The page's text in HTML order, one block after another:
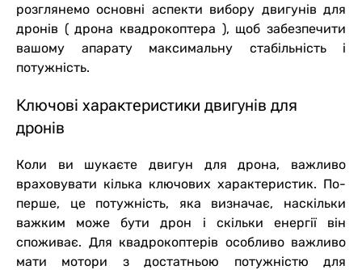
розглянемо основні аспекти вибору двигунів для
дронів ( дрона квадрокоптера ), щоб забезпечити
вашому апарату максимальну стабільність і
потужність.
Ключові характеристики двигунів для
дронів
Коли ви шукаєте двигун для дрона, важливо
враховувати кілька ключових характеристик. По-
перше, це потужність, яка визначає, наскільки
важким може бути дрон і скільки енергії він
споживає. Для квадрокоптерів особливо важливо
мати мотори з достатньою потужністю для